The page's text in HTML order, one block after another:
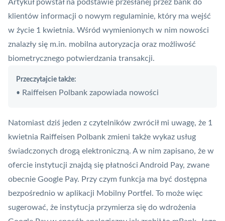
Artykuł powstał na podstawie przesłanej przez bank do
klientów informacji o nowym regulaminie, który ma wejść
w życie 1 kwietnia. Wśród wymienionych w nim nowości
znalazły się m.in. mobilna autoryzacja oraz możliwość
biometrycznego potwierdzania transakcji.
Przeczytajcie także:
• Raiffeisen Polbank zapowiada nowości
Natomiast dziś jeden z czytelników zwrócił mi uwagę, że 1
kwietnia Raiffeisen Polbank zmieni także wykaz usług
świadczonych drogą elektroniczną. A w nim zapisano, że w
ofercie instytucji znajdą się płatności Android Pay, zwane
obecnie Google Pay. Przy czym funkcja ma być dostępna
bezpośrednio w aplikacji Mobilny Portfel. To może więc
sugerować, że instytucja przymierza się do wdrożenia